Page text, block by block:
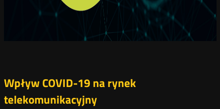
Wpływ COVID-19 na rynek
telekomunikacyjny